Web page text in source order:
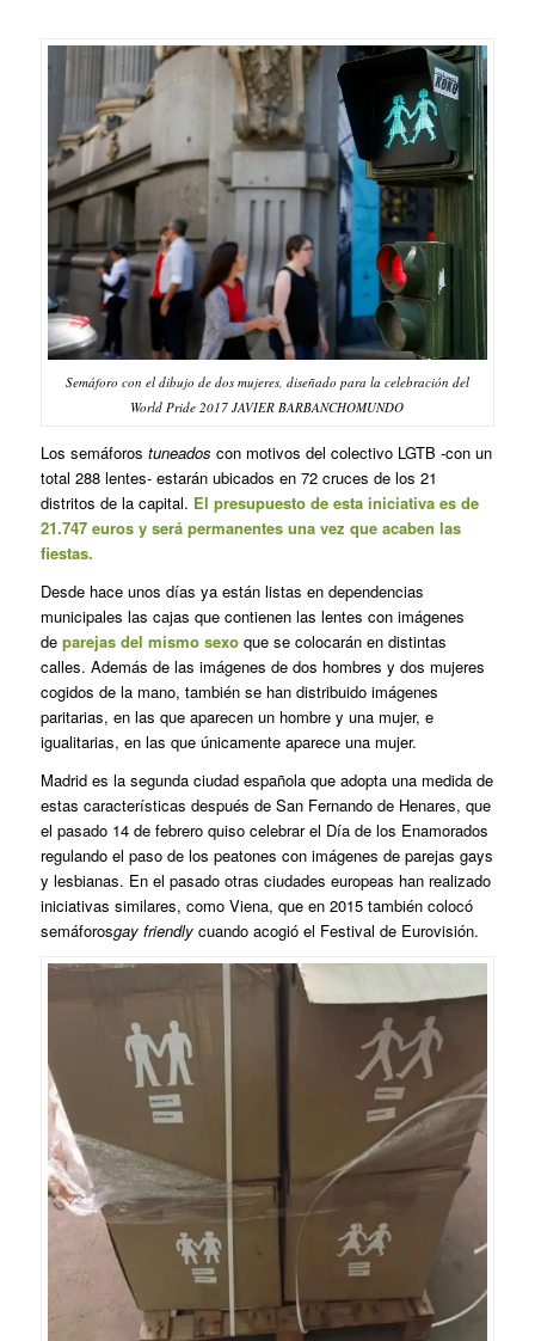
Semáforo con el dibujo de dos mujeres, diseñado para la celebración del
World Pride 2017 JAVIER BARBANCHOMUNDO
Los semáforos tuneados con motivos del colectivo LGTB -con un
total 288 lentes- estarán ubicados en 72 cruces de los 21
distritos de la capital. El presupuesto de esta iniciativa es de
21.747 euros y será permanentes una vez que acaben las
fiestas.
Desde hace unos días ya están listas en dependencias
municipales las cajas que contienen las lentes con imágenes
de parejas del mismo sexoque se colocarán en distintas
calles. Además de las imágenes de dos hombres y dos mujeres
cogidos de la mano, también se han distribuido imágenes
paritarias, en las que aparecen un hombre y una mujer, e
igualitarias, en las que únicamente aparece una mujer.
Madrid es la segunda ciudad española que adopta una medida de
estas características después de San Fernando de Henares, que
el pasado 14 de febrero quiso celebrar el Día de los Enamorados
regulando el paso de los peatones con imágenes de parejas gays
y lesbianas. En el pasado otras ciudades europeas han realizado
iniciativas similares, como Viena, que en 2015 también colocó
semáforosgay friendlycuando acogió el Festival de Eurovisión.